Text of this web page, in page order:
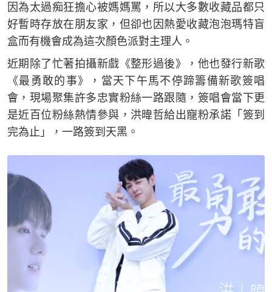
因為太過痴狂擔心被媽媽罵，所以大多數收藏品都只
好暫時存放在朋友家，但卻也因熱愛收藏泡泡瑪特盲
盒而有機會成為這次顏色派對主理人。
近期除了忙著拍攝新戲《整形過後》，他也發行新歌
《最勇敢的事》，當天下午馬不停蹄籌備新歌簽唱
會，現場聚集許多忠實粉絲一路跟隨，簽唱會當下更
是近百位粉絲熱情參與，洪暐哲給出寵粉承諾「簽到
完為止」，一路簽到天黑。